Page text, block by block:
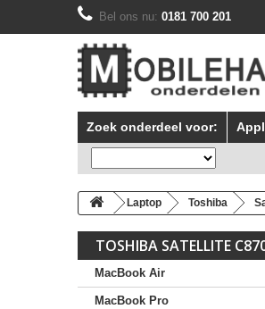
Bel ons nu: 0181 700 201
Zoek onderdeel voor:
Laptop Toshiba
TOSHIBA SATELLITE
MacBook Air
MacBook Pro